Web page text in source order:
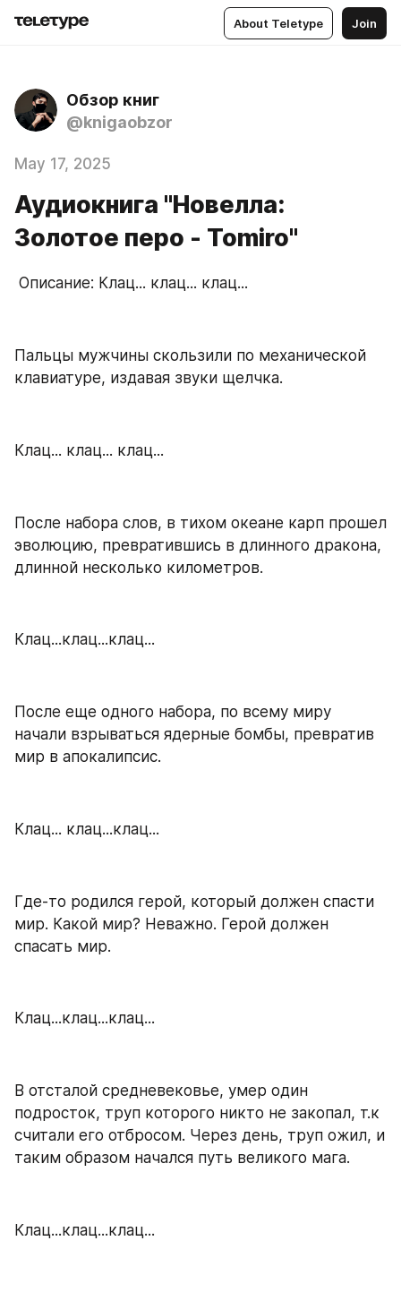
About Teletype Join
Обзор книг
@knigaobzor
May 17, 2025
Аудиокнига "Новелла:
Золотое перо - Tomiro"
Описание: Клац... клац... клац...
Пальцы мужчины скользили по механической
клавиатуре, издавая звуки щелчка.
Клац... клац... клац...
После набора слов, в тихом океане карп прошел
эволюцию, превратившись в длинного дракона,
длинной несколько километров.
Клац...клац...клац...
После еще одного набора, по всему миру
начали взрываться ядерные бомбы, превратив
мир в апокалипсис.
Клац... клац...клац...
Где-то родился герой, который должен спасти
мир. Какой мир? Неважно. Герой должен
спасать мир.
Клац...клац...клац...
В отсталой средневековье, умер один
подросток, труп которого никто не закопал, т.к
считали его отбросом. Через день, труп ожил, и
таким образом начался путь великого мага.
Клац...клац...клац...